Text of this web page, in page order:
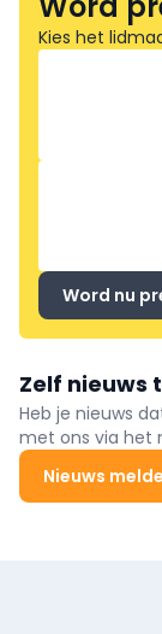
Kies het
Word nu
Zelf nieuws
Heb je nieuws
met ons via het
Nieuws